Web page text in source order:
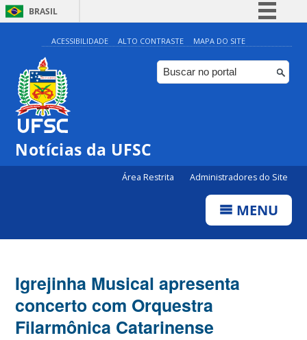
BRASIL
Simplifique!
Comunica BR
Participe
ACESSIBILIDADE ALTO CONTRASTE MAPA DO SITE
Notícias da UFSC
Área Restrita Administradores do Site
MENU
Igrejinha Musical apresenta
concerto com Orquestra
Filarmônica Catarinense